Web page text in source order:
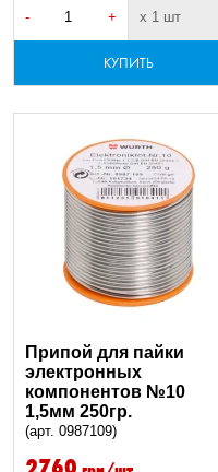
- + х 1 шт
КУПИТЬ
Припой для пайки
электронных
компонентов №10
1,5мм 250гр.
(арт. 0987109)
2760